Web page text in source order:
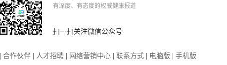
有深度、有态度的权威健康报道
扫一扫关注微信公众号
合作伙伴 人才招聘 网络营销中心 联系方式 电脑版 手机版